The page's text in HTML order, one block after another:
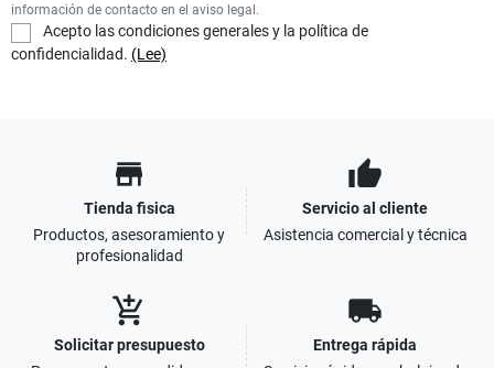
información de contacto en el aviso legal.
Acepto las condiciones generales y la política de
confidencialidad. (Lee)
store
Tienda fisica
Productos, asesoramiento y
profesionalidad
thumb_up
Servicio al cliente
Asistencia comercial y técnica
add_shopping_cart
Solicitar presupuesto
local_shipping
Entrega rápida